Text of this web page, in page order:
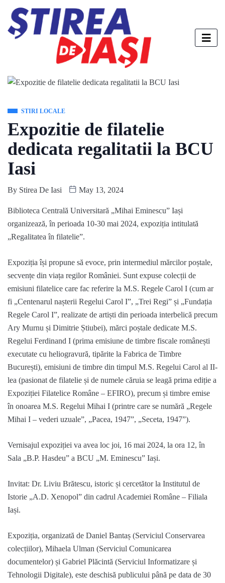
STIRI LOCALE
Expozitie de filatelie
dedicata regalitatii la BCU
Iasi
By Stirea De Iasi May 13, 2024
Biblioteca Centrală Universitară „Mihai Eminescu” Iași
organizează, în perioada 10-30 mai 2024, expoziția intitulată
„Regalitatea în filatelie”.
Expoziția își propune să evoce, prin intermediul mărcilor poștale,
secvențe din viața regilor României. Sunt expuse colecții de
emisiuni filatelice care fac referire la M.S. Regele Carol I (cum ar
fi „Centenarul nașterii Regelui Carol I”, „Trei Regi” și „Fundația
Regele Carol I”, realizate de artiști din perioada interbelică precum
Ary Murnu și Dimitrie Știubei), mărci poștale dedicate M.S.
Regelui Ferdinand I (prima emisiune de timbre fiscale românești
executate cu heliogravură, tipărite la Fabrica de Timbre
București), emisiuni de timbre din timpul M.S. Regelui Carol al II-
lea (pasionat de filatelie și de numele căruia se leagă prima ediție a
Expoziției Filatelice Române – EFIRO), precum și timbre emise
în onoarea M.S. Regelui Mihai I (printre care se numără „Regele
Mihai I – vederi uzuale”, „Pacea, 1947”, „Seceta, 1947”).
Vernisajul expoziției va avea loc joi, 16 mai 2024, la ora 12, în
Sala „B.P. Hasdeu” a BCU „M. Eminescu” Iași.
Invitat: Dr. Liviu Brătescu, istoric și cercetător la Institutul de
Istorie „A.D. Xenopol” din cadrul Academiei Române – Filiala
Iași.
Expoziția, organizată de Daniel Bantaș (Serviciul Conservarea
colecțiilor), Mihaela Ulman (Serviciul Comunicarea
documentelor) și Gabriel Plăcintă (Serviciul Informatizare și
Tehnologii Digitale), este deschisă publicului până pe data de 30